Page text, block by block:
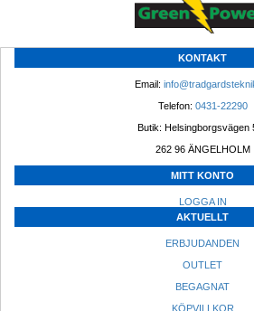
KONTAKT
Email:
Telefon: 0431-22290
Butik: Helsingborgsvägen
262 96 ÄNGELHOLM
MITT KONTO
LOGGA IN
AKTUELLT
ERBJUDANDEN
OUTLET
BEGAGNAT
KÖPVILLKOR